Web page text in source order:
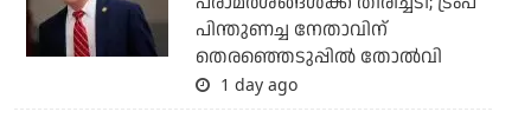
പിന്തുണച്ച നേതാവിന്
തെരഞ്ഞെടുപ്പില്‍ തോല്‍വി
1 day ago